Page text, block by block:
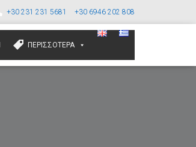
+30 231 231 5681 +30 6946 202 808
ΠΕΡΙΣΣΌΤΕΡΑ